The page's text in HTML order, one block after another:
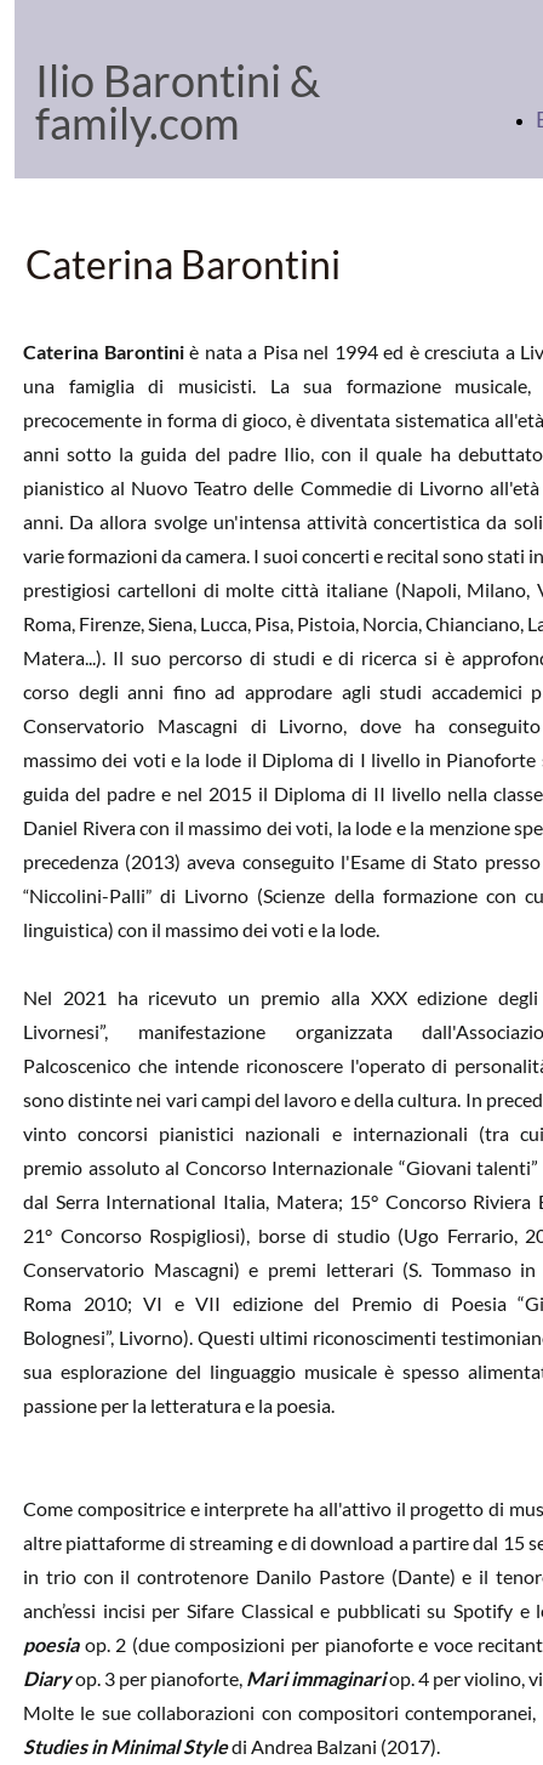
Ilio Barontini &
family.com
Caterina Barontini
Caterina Barontiniè nata a Pisa nel 1994 ed è cresciuta a
una famiglia di musicisti. La sua formazione musicale,
precocemente in forma di gioco, è diventata sistematica
anni sotto la guida del padre Ilio, con il quale ha
pianistico al Nuovo Teatro delle Commedie di Livorno
anni. Da allora svolge un'intensa attività concertistica da
varie formazioni da camera. I suoi concerti e recital sono stati
prestigiosi cartelloni di molte città italiane (Napoli, Milano,
Roma, Firenze, Siena, Lucca, Pisa, Pistoia, Norcia, Chianciano,
Matera...). Il suo percorso di studi e di ricerca si è
corso degli anni fino ad approdare agli studi accademici
Conservatorio Mascagni di Livorno, dove ha
massimo dei voti e la lode il Diploma di I livello in
guida del padre e nel 2015 il Diploma di II livello nella
Daniel Rivera con il massimo dei voti, la lode e la menzione
precedenza (2013) aveva conseguito l'Esame di Stato
“Niccolini-Palli” di Livorno (Scienze della formazione con
linguistica) con il massimo dei voti e la lode.
Nel 2021 ha ricevuto un premio alla XXX edizione degli
Livornesi”, manifestazione organizzata
Palcoscenico che intende riconoscere l'operato di
sono distinte nei vari campi del lavoro e della cultura. In
vinto concorsi pianistici nazionali e internazionali (tra
premio assoluto al Concorso Internazionale “Giovani
dal Serra International Italia, Matera; 15° Concorso Riviera
21° Concorso Rospigliosi), borse di studio (Ugo Ferrario,
Conservatorio Mascagni) e premi letterari (S. Tommaso in
Roma 2010; VI e VII edizione del Premio di Poesia
Bolognesi”, Livorno). Questi ultimi riconoscimenti
sua esplorazione del linguaggio musicale è spesso
passione per la letteratura e la poesia.
Come compositrice e interprete ha all'attivo il progetto di
altre piattaforme di streaming e di download a partire dal 15
in trio con il controtenore Danilo Pastore (Dante) e il
anch’essi incisi per Sifare Classical e pubblicati su Spotify
poesiaop. 2 (due composizioni per pianoforte e voce
Diaryop. 3 per pianoforte, Mari immaginariop. 4 per violino,
Molte le sue collaborazioni con compositori
Studies in Minimal Styledi Andrea Balzani (2017).